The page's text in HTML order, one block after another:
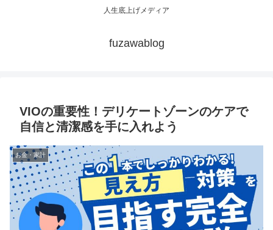
人生底上げメディア
fuzawablog
VIOの重要性！デリケートゾーンのケアで
自信と清潔感を手に入れよう
お金・家計